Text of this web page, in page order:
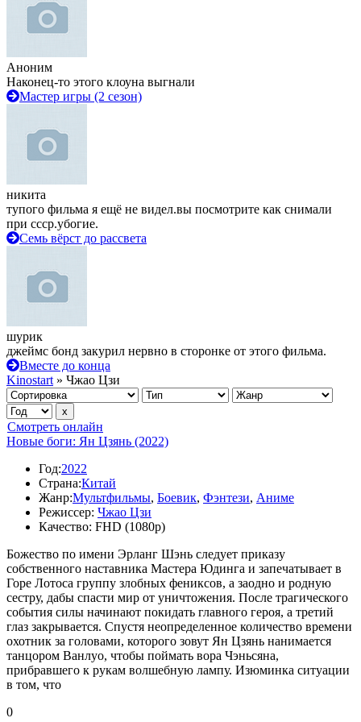
Аноним
Наконец-то этого клоуна выгнали
Мастер игры (2 сезон)
никита
тупого фильма я ещё не видел.вы посмотрите как снимали
при ссср.убогие.
Семь вёрст до рассвета
шурик
джеймс бонд закурил нервно в сторонке от этого фильма.
Вместе до конца
Kinostart » Чжао Цзи
Смотреть онлайн
Новые боги: Ян Цзянь (2022)
Год:2022
Страна:Китай
Жанр:Мультфильмы, Боевик, Фэнтези, Аниме
Режиссер: Чжао Цзи
Качество: FHD (1080p)
Божество по имени Эрланг Шэнь следует приказу
собственного наставника Мастера Юдинга и запечатывает в
Горе Лотоса группу злобных фениксов, а заодно и родную
сестру, дабы спасти мир от уничтожения. После трагического
события силы начинают покидать главного героя, а третий
глаз закрывается. Спустя неопределенное количество времени
охотник за головами, которого зовут Ян Цзянь нанимается
танцором Ванлуо, чтобы поймать вора Чэньсяна,
прибравшего к рукам волшебную лампу. Изюминка ситуации
в том, что
0